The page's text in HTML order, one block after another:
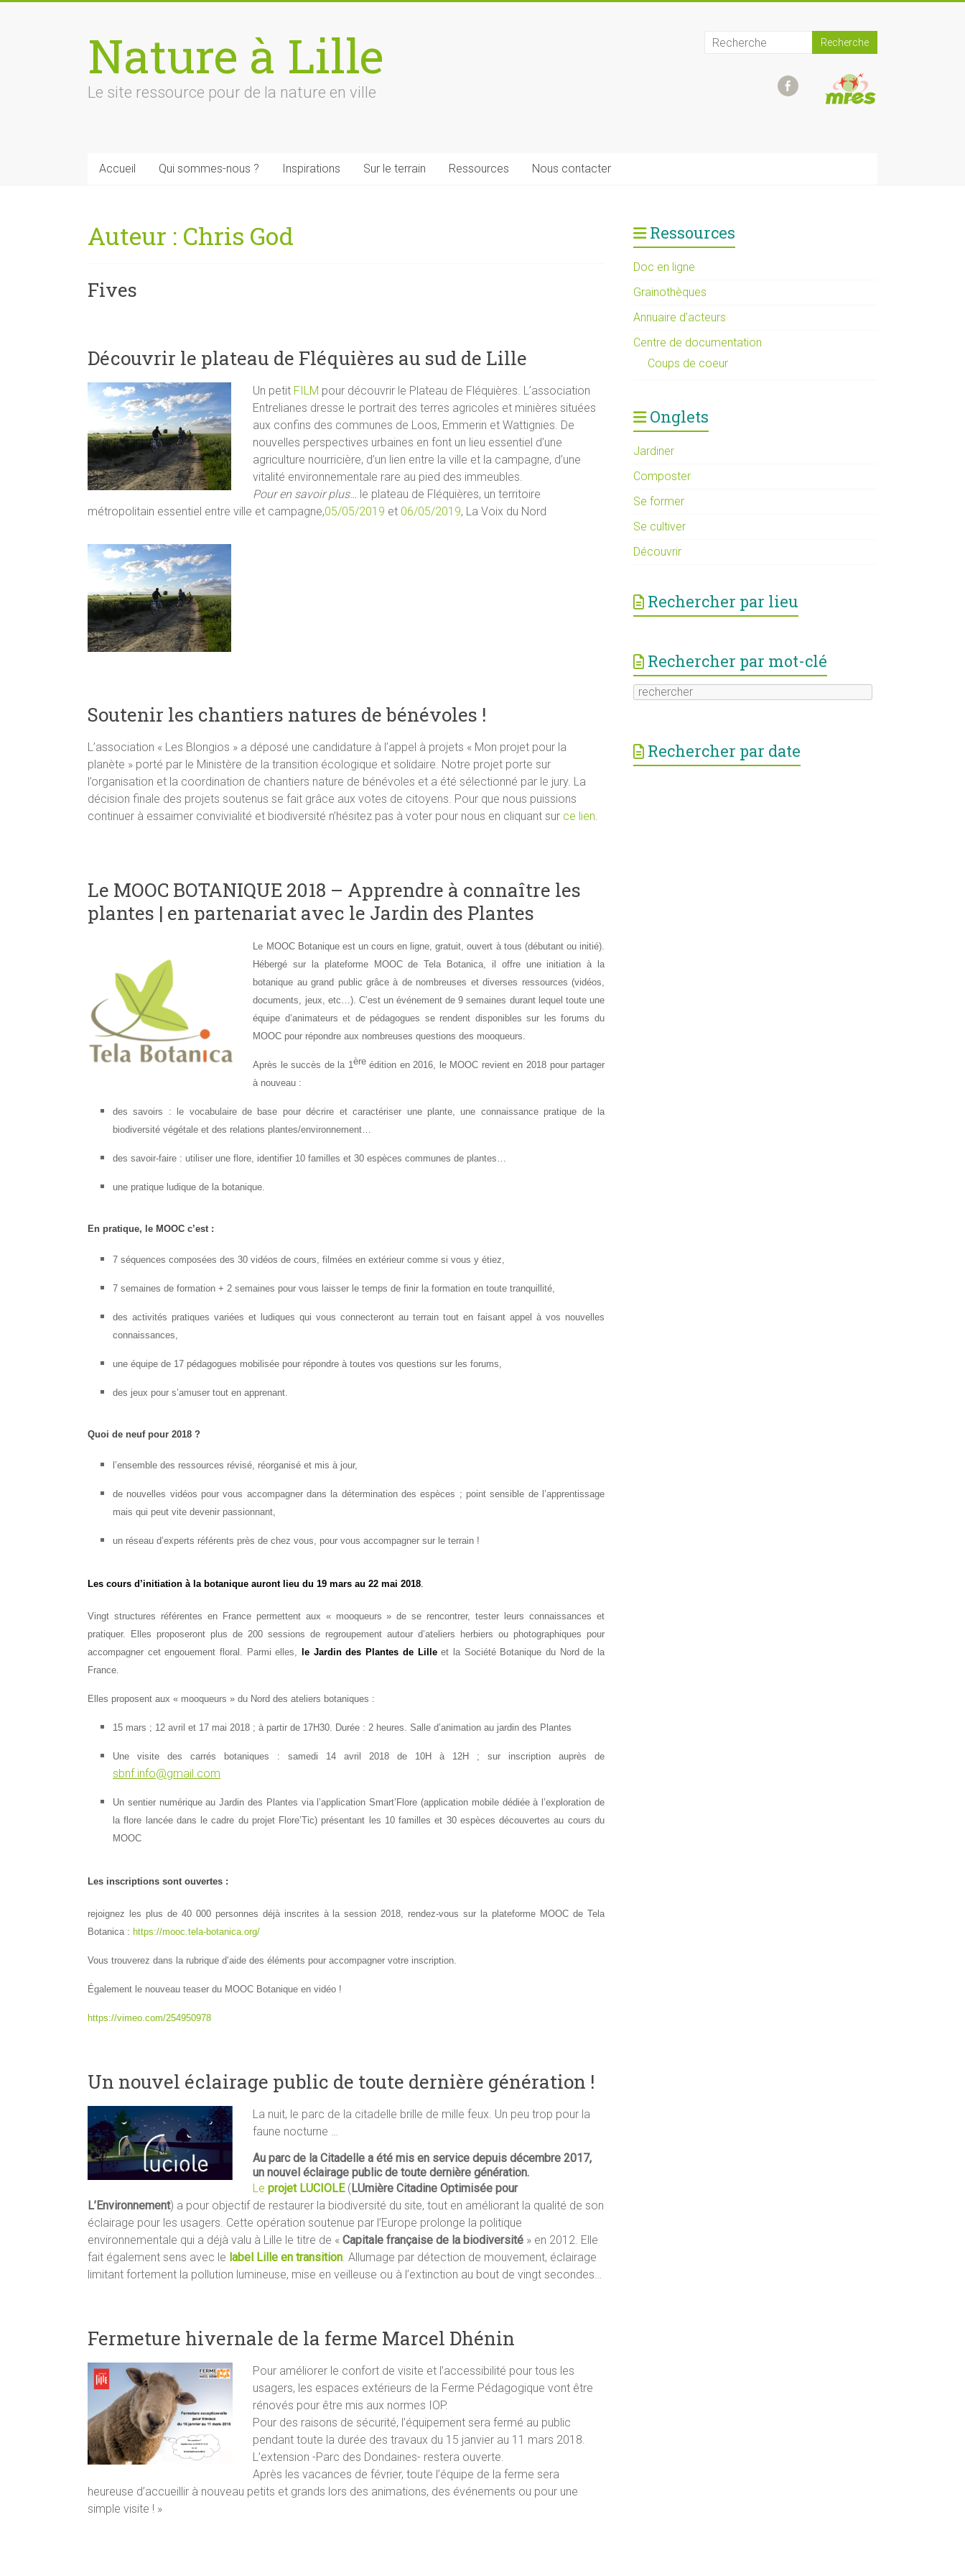
Nature à Lille
Le site ressource pour de la nature en ville
Accueil Qui sommes-nous ? Inspirations Sur le terrain Ressources Nous contacter
Auteur : Chris God
Fives
Découvrir le plateau de Fléquières au sud de Lille
Un petit FILM pour découvrir le Plateau de Fléquières. L’association
Entrelianes dresse le portrait des terres agricoles et minières situées
aux confins des communes de Loos, Emmerin et Wattignies. De
nouvelles perspectives urbaines en font un lieu essentiel d’une
agriculture nourricière, d’un lien entre la ville et la campagne, d’une
vitalité environnementale rare au pied des immeubles.
Pour en savoir plus… le plateau de Fléquières, un territoire
métropolitain essentiel entre ville et campagne,05/05/2019 et 06/05/2019, La Voix du Nord
Soutenir les chantiers natures de bénévoles !
L’association « Les Blongios » a déposé une candidature à l’appel à projets « Mon projet pour la
planète » porté par le Ministère de la transition écologique et solidaire. Notre projet porte sur
l’organisation et la coordination de chantiers nature de bénévoles et a été sélectionné par le jury. La
décision finale des projets soutenus se fait grâce aux votes de citoyens. Pour que nous puissions
continuer à essaimer convivialité et biodiversité n’hésitez pas à voter pour nous en cliquant sur ce lien.
Le MOOC BOTANIQUE 2018 – Apprendre à connaître les
plantes | en partenariat avec le Jardin des Plantes
Le MOOC Botanique est un cours en ligne, gratuit, ouvert à tous (débutant ou initié).
Hébergé sur la plateforme MOOC de Tela Botanica, il offre une initiation à la
botanique au grand public grâce à de nombreuses et diverses ressources (vidéos,
documents, jeux, etc…). C’est un événement de 9 semaines durant lequel toute une
équipe d’animateurs et de pédagogues se rendent disponibles sur les forums du
MOOC pour répondre aux nombreuses questions des mooqueurs.
Après le succès de la 1èreédition en 2016, le MOOC revient en 2018 pour partager
à nouveau :
des savoirs : le vocabulaire de base pour décrire et caractériser une plante, une connaissance pratique de la
biodiversité végétale et des relations plantes/environnement…
des savoir-faire : utiliser une flore, identifier 10 familles et 30 espèces communes de plantes…
une pratique ludique de la botanique.
En pratique, le MOOC c’est :
7 séquences composées des 30 vidéos de cours, filmées en extérieur comme si vous y étiez,
7 semaines de formation + 2 semaines pour vous laisser le temps de finir la formation en toute tranquillité,
des activités pratiques variées et ludiques qui vous connecteront au terrain tout en faisant appel à vos nouvelles
connaissances,
une équipe de 17 pédagogues mobilisée pour répondre à toutes vos questions sur les forums,
des jeux pour s’amuser tout en apprenant.
Quoi de neuf pour 2018 ?
l’ensemble des ressources révisé, réorganisé et mis à jour,
de nouvelles vidéos pour vous accompagner dans la détermination des espèces ; point sensible de l’apprentissage
mais qui peut vite devenir passionnant,
un réseau d’experts référents près de chez vous, pour vous accompagner sur le terrain !
Les cours d’initiation à la botanique auront lieu du 19 mars au 22 mai 2018.
Vingt structures référentes en France permettent aux « mooqueurs » de se rencontrer, tester leurs connaissances et
pratiquer. Elles proposeront plus de 200 sessions de regroupement autour d’ateliers herbiers ou photographiques pour
accompagner cet engouement floral. Parmi elles,
le Jardin des Plantes de Lille et la Société Botanique du Nord de la
France.
Elles proposent aux « mooqueurs » du Nord des ateliers botaniques :
15 mars ; 12 avril et 17 mai 2018 ; à partir de 17H30. Durée : 2 heures. Salle d’animation au jardin des Plantes
Une visite des carrés botaniques : samedi 14 avril 2018 de 10H à 12H ; sur inscription auprès de
sbnf.info@gmail.com
Un sentier numérique au Jardin des Plantes via l’application Smart’Flore (application mobile dédiée à l’exploration de
la flore lancée dans le cadre du projet Flore’Tic) présentant les 10 familles et 30 espèces découvertes au cours du
MOOC
Les inscriptions sont ouvertes :
rejoignez les plus de 40 000 personnes déjà inscrites à la session 2018, rendez-vous sur la plateforme MOOC de Tela
Botanica : https://mooc.tela-botanica.org/
Vous trouverez dans la rubrique d’aide des éléments pour accompagner votre inscription.
Également le nouveau teaser du MOOC Botanique en vidéo !
https://vimeo.com/254950978
Un nouvel éclairage public de toute dernière génération !
La nuit, le parc de la citadelle brille de mille feux. Un peu trop pour la
faune nocturne …
Au parc de la Citadelle a été mis en service depuis décembre 2017,
un nouvel éclairage public de toute dernière génération.
Leprojet LUCIOLE(LUmière Citadine Optimisée pour
L’Environnement) a pour objectif de restaurer la biodiversité du site, tout en améliorant la qualité de son
éclairage pour les usagers. Cette opération soutenue par l’Europe prolonge la politique
environnementale qui a déjà valu à Lille le titre de « Capitale française de la biodiversité » en 2012. Elle
fait également sens avec le label Lille en transition. Allumage par détection de mouvement, éclairage
limitant fortement la pollution lumineuse, mise en veilleuse ou à l’extinction au bout de vingt secondes…
Fermeture hivernale de la ferme Marcel Dhénin
Pour améliorer le confort de visite et l’accessibilité pour tous les
usagers, les espaces extérieurs de la Ferme Pédagogique vont être
rénovés pour être mis aux normes IOP.
Pour des raisons de sécurité, l’équipement sera fermé au public
pendant toute la durée des travaux du 15 janvier au 11 mars 2018.
L’extension -Parc des Dondaines- restera ouverte.
Après les vacances de février, toute l’équipe de la ferme sera
heureuse d’accueillir à nouveau petits et grands lors des animations, des événements ou pour une
simple visite ! »
Ressources
Doc en ligne
Grainothèques
Annuaire d’acteurs
Centre de documentation
Coups de coeur
Onglets
Jardiner
Composter
Se former
Se cultiver
Découvrir
Rechercher par lieu
Rechercher par mot-clé
Rechercher par date